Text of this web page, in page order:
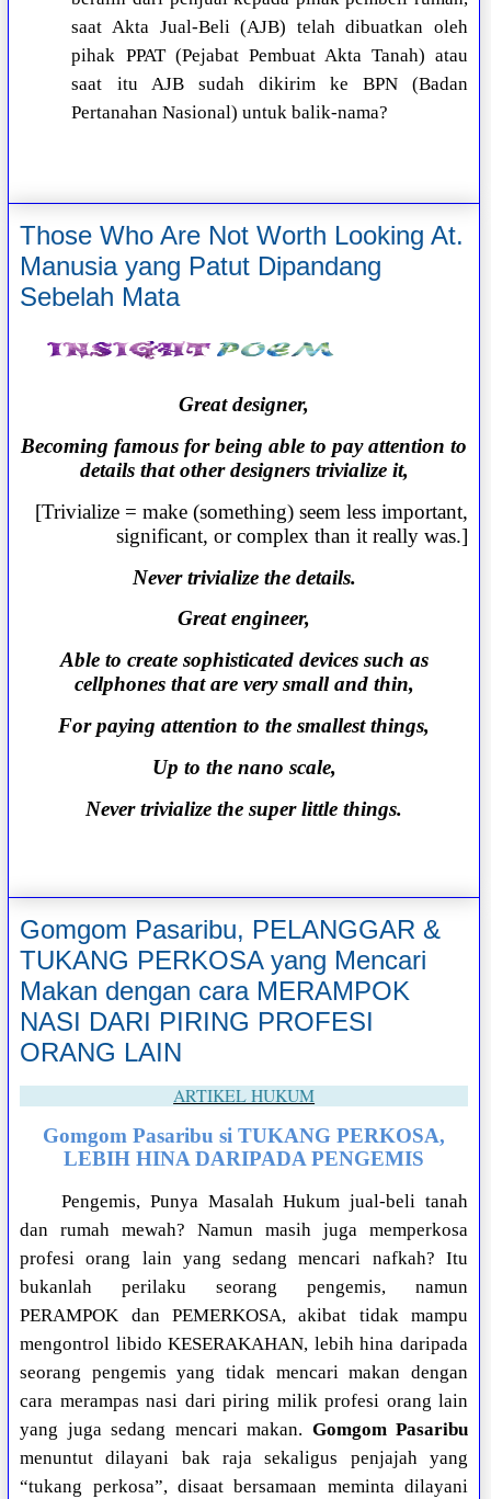
saat Akta Jual-Beli (AJB) telah dibuatkan oleh
pihak PPAT (Pejabat Pembuat Akta Tanah) atau
saat itu AJB sudah dikirim ke BPN (Badan
Pertanahan Nasional) untuk balik-nama?
Those Who Are Not Worth Looking At.
Manusia yang Patut Dipandang
Sebelah Mata
Great designer,
Becoming famous for being able to pay attention to
details that other designers trivialize it,
[Trivialize = make (something) seem less important,
significant, or complex than it really was.]
Never trivialize the details.
Great engineer,
Able to create sophisticated devices such as
cellphones that are very small and thin,
For paying attention to the smallest things,
Up to the nano scale,
Never trivialize the super little things.
Gomgom Pasaribu, PELANGGAR &
TUKANG PERKOSA yang Mencari
Makan dengan cara MERAMPOK
NASI DARI PIRING PROFESI
ORANG LAIN
ARTIKEL HUKUM
Gomgom Pasaribu si TUKANG PERKOSA,
LEBIH HINA DARIPADA PENGEMIS
Pengemis, Punya Masalah Hukum jual-beli tanah
dan rumah mewah? Namun masih juga memperkosa
profesi orang lain yang sedang mencari nafkah? Itu
bukanlah perilaku seorang pengemis, namun
PERAMPOK dan PEMERKOSA, akibat tidak mampu
mengontrol libido KESERAKAHAN, lebih hina daripada
seorang pengemis yang tidak mencari makan dengan
cara merampas nasi dari piring milik profesi orang lain
yang juga sedang mencari makan. Gomgom Pasaribu
menuntut dilayani bak raja sekaligus penjajah yang
“tukang perkosa”, disaat bersamaan meminta dilayani